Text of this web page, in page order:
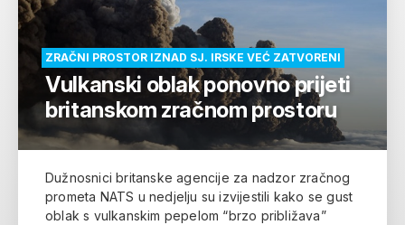
ZRAČNI PROSTOR IZNAD SJ. IRSKE VEĆ ZATVORENI
Vulkanski oblak ponovno prijeti
britanskom zračnom prostoru
Dužnosnici britanske agencije za nadzor zračnog
prometa NATS u nedjelju su izvijestili kako se gust
oblak s vulkanskim pepelom “brzo približava”